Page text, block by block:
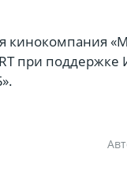
кинокомпания
при поддержке